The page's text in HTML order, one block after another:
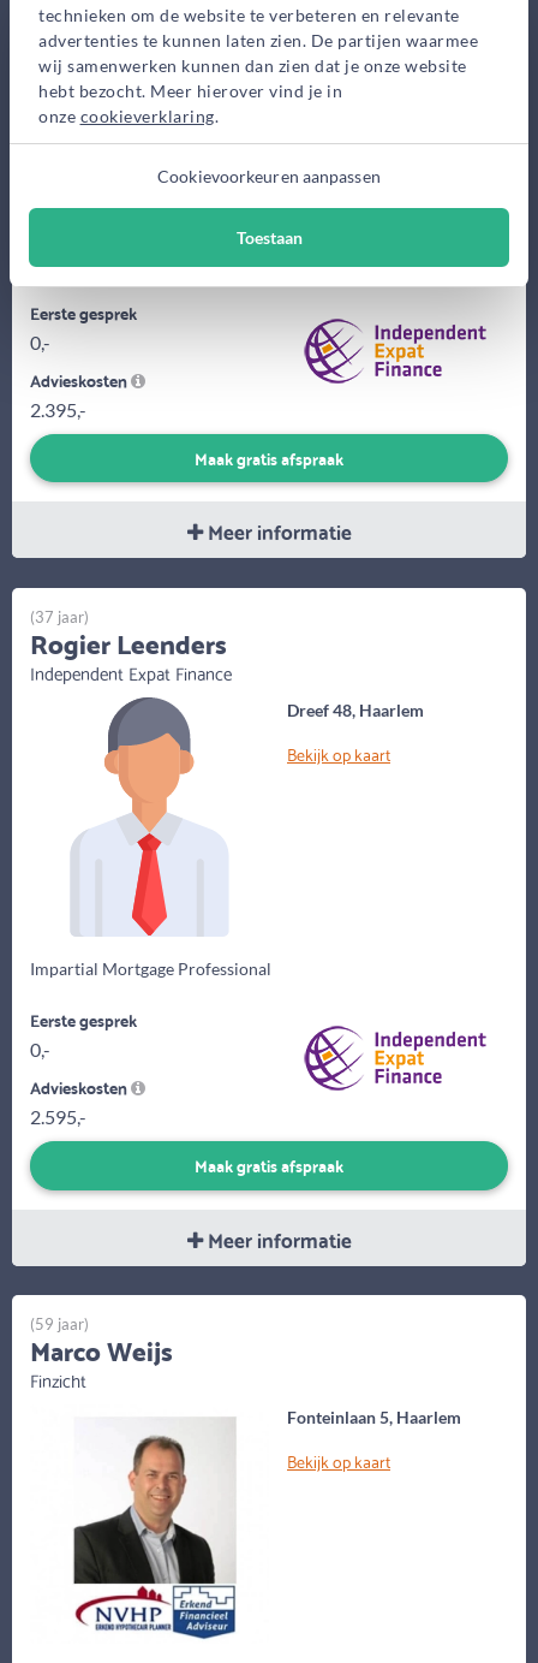
technieken om de website te verbeteren en relevante
advertenties te kunnen laten zien. De partijen waarmee
wij samenwerken kunnen dan zien dat je onze website
hebt bezocht. Meer hierover vind je in
onze cookieverklaring.
Cookievoorkeuren aanpassen
Toestaan
Bekijk op kaart
Hi! I am Liaget Anwar and I live in The Hague with my wife Iram
and our 2 beautiful children. I enjoy football, cricket, travelling...
Eerste gesprek
0,-
Advieskosten
2.395,-
Maak gratis afspraak
Meer informatie
Dreef 48, Haarlem
Bekijk op kaart
Impartial Mortgage Professional
(37 jaar)
Rogier Leenders
Independent Expat Finance
Eerste gesprek
0,-
Advieskosten
2.595,-
Maak gratis afspraak
Meer informatie
Fonteinlaan 5, Haarlem
Bekijk op kaart
(59 jaar)
Marco Weijs
Finzicht